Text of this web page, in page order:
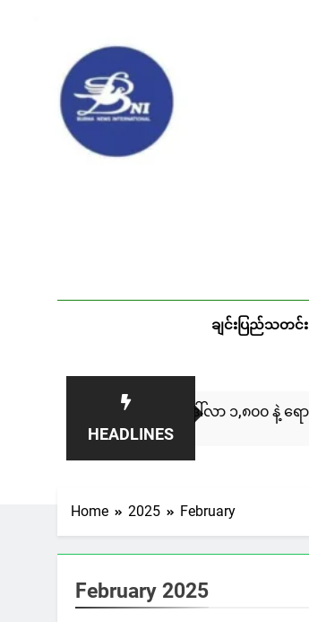
ချင်းပြည်သတင်း
HEADLINES
နေဒါမှာ ဒေါ်လာ ၁,၈၀၀ နဲ့ ရောင်းထွက်
Home 2025 February
February 2025